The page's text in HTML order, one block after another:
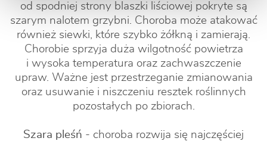
od spodniej strony blaszki liściowej pokryte są
szarym nalotem grzybni. Choroba może atakować
również siewki, które szybko żółkną i zamierają.
Chorobie sprzyja duża wilgotność powietrza
i wysoka temperatura oraz zachwaszczenie
upraw. Ważne jest przestrzeganie zmianowania
oraz usuwanie i niszczeniu resztek roślinnych
pozostałych po zbiorach.
Szara pleśń - choroba rozwija się najczęściej